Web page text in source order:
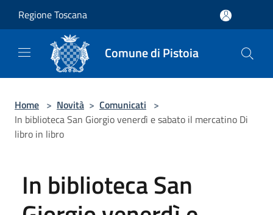
Regione Toscana
Comune di Pistoia
Home > Novità > Comunicati >
In biblioteca San Giorgio venerdì e sabato il mercatino Di
libro in libro
In biblioteca San